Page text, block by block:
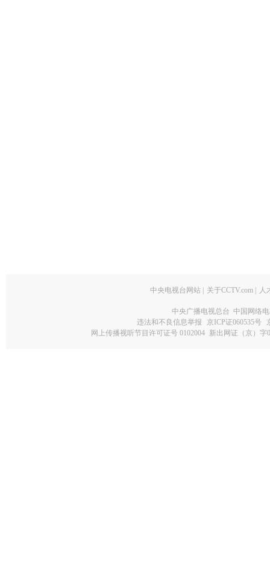
中央电视台网站 关于CCTV.com 人
中央广播电视总台 中国网络
违法和不良信息举报
京ICP证060535号
网上传播视听节目许可证号 0102004 新出网证（京）